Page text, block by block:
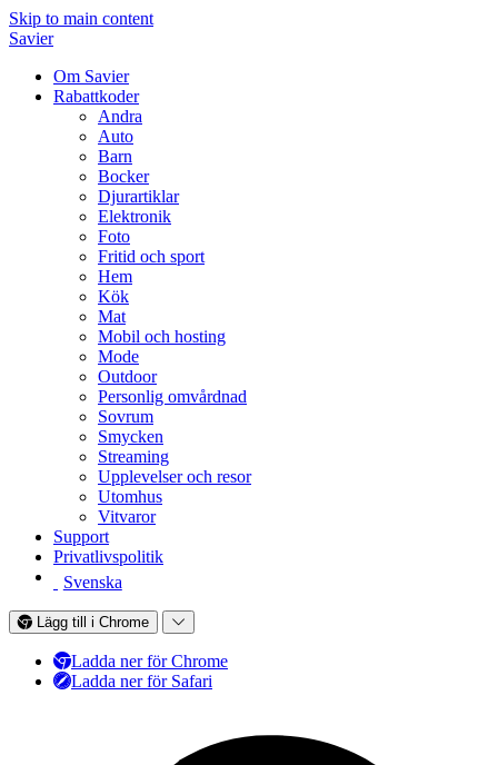
Skip to main content
Savier
Om Savier
Rabattkoder
Andra
Auto
Barn
Bocker
Djurartiklar
Elektronik
Foto
Fritid och sport
Hem
Kök
Mat
Mobil och hosting
Mode
Outdoor
Personlig omvårdnad
Sovrum
Smycken
Streaming
Upplevelser och resor
Utomhus
Vitvaror
Support
Privatlivspolitik
Svenska
Lägg till i Chrome
Ladda ner för Chrome
Ladda ner för Safari